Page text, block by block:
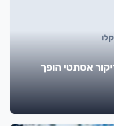
אסתטי הופך